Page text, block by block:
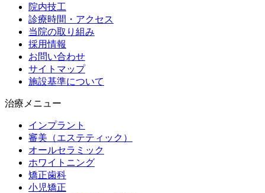
院内技工
診療時間・アクセス
当院の取り組み
採用情報
お問い合わせ
サイトマップ
施設基準について
治療メニュー
インプラント
審美（エステティック）
オールセラミック
ホワイトニング
矯正歯科
小児矯正